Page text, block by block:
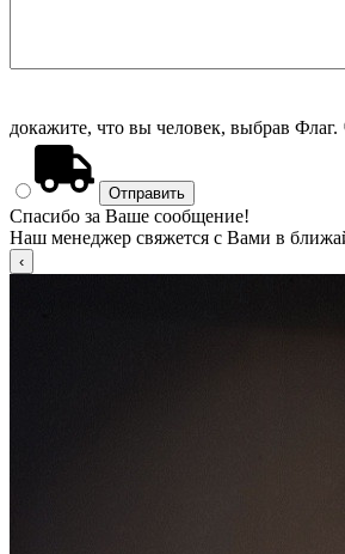
докажите, что вы человек, выбрав Флаг.
Спасибо за Ваше сообщение!
Наш менеджер свяжется с Вами в